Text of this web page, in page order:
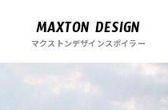
MAXTON DESIGN
マクストンデザインスポイラー